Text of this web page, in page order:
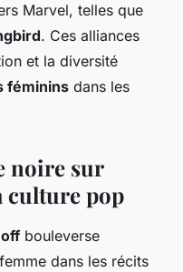
Marvel, telles que
. Ces alliances
et la diversité
féminins dans les
noire sur
culture pop
bouleverse
dans les récits